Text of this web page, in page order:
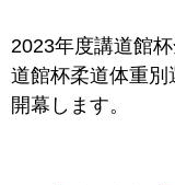
2023年度講道館
道館杯柔道体重
開幕します。